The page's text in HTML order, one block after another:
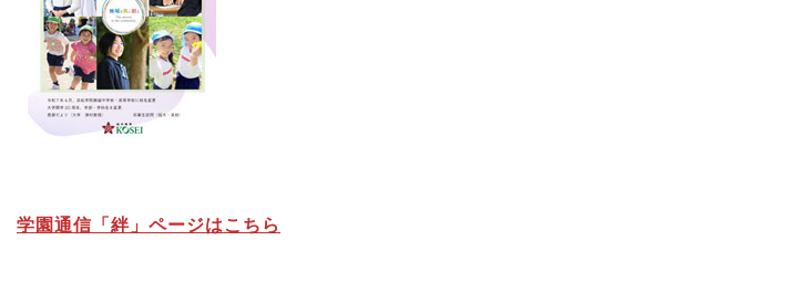
学園通信「絆」ページはこちら